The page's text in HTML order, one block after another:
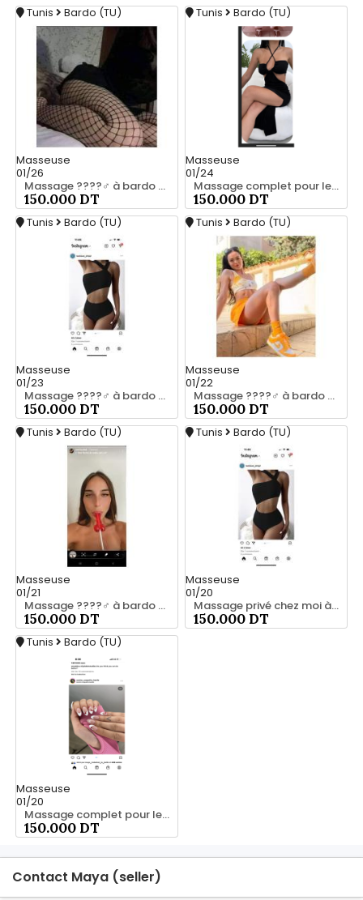
Tunis Bardo (TU)
Masseuse
01/26
Massage ????‍♂️ à bardo srd chez moi 20466285
150.000 DT
Tunis Bardo (TU)
Masseuse
01/24
Massage complet pour les hommes srd a bardo 55066248
150.000 DT
Tunis Bardo (TU)
Masseuse
01/23
Massage ????‍♂️ à bardo srd 55066248
150.000 DT
Tunis Bardo (TU)
Masseuse
01/22
Massage ????‍♂️ à bardo srd 20466285
150.000 DT
Tunis Bardo (TU)
Masseuse
01/21
Massage ????‍♂️ à bardo srd 55066248
150.000 DT
Tunis Bardo (TU)
Masseuse
01/20
Massage privé chez moi à bardo55066248
150.000 DT
Tunis Bardo (TU)
Masseuse
01/20
Massage complet pour les hommes srd 20466285
150.000 DT
Contact Maya (seller)